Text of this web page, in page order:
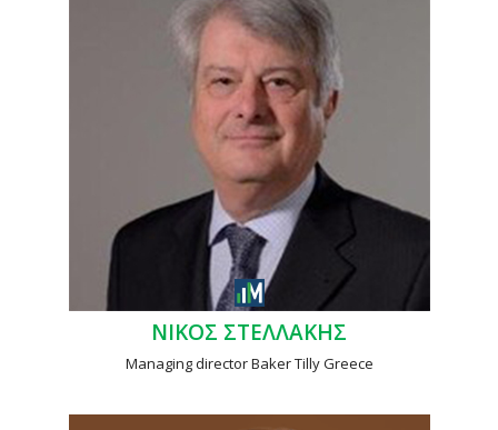
ΝΙΚΟΣ ΣΤΕΛΛΑΚΗΣ
Managing director Baker Tilly Greece